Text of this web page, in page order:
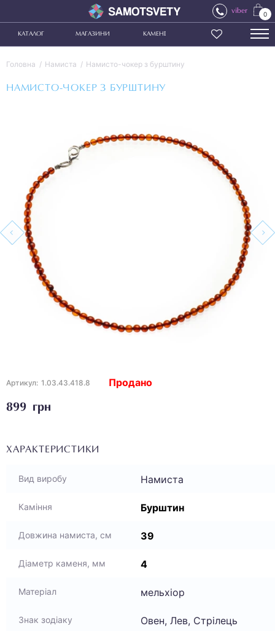
viber 0
КАТАЛОГ МАГАЗИНИ КАМЕНІ
Головна Намиста Намисто-чокер з бурштину
НАМИСТО-ЧОКЕР З БУРШТИНУ
Артикул: 1.03.43.418.8
899 грн
Продано
ХАРАКТЕРИСТИКИ
Вид виробу Намиста
Каміння Бурштин
Довжина намиста, см 39
Діаметр каменя, мм 4
Матеріал мельхіор
Знак зодіаку Овен, Лев, Стрілець